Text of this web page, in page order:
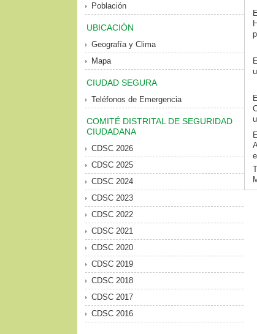
Población
UBICACIÓN
Geografía y Clima
Mapa
CIUDAD SEGURA
Teléfonos de Emergencia
COMITÉ DISTRITAL DE SEGURIDAD
CIUDADANA
CDSC 2026
CDSC 2025
CDSC 2024
CDSC 2023
CDSC 2022
CDSC 2021
CDSC 2020
CDSC 2019
CDSC 2018
CDSC 2017
CDSC 2016